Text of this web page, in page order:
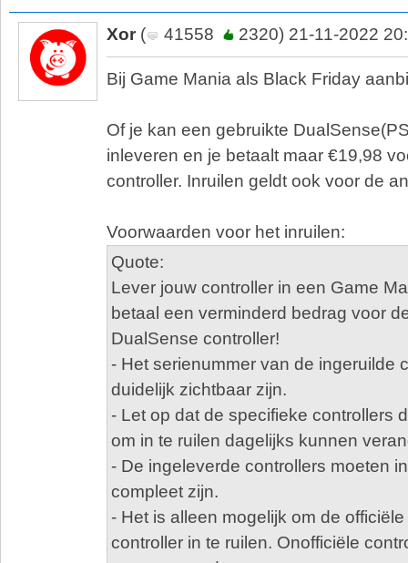
Xor ( 41558 2320) 21-11-2022
Bij Game Mania als Black Friday
Of je kan een gebruikte
inleveren en je betaalt maar €19,98
controller. Inruilen geldt ook voor de
Voorwaarden voor het inruilen:
Quote:
Lever jouw controller in een Game
betaal een verminderd bedrag voor
DualSense controller!
- Het serienummer van de ingeruilde
duidelijk zichtbaar zijn.
- Let op dat de specifieke controllers
om in te ruilen dagelijks kunnen
- De ingeleverde controllers moeten
compleet zijn.
- Het is alleen mogelijk om de
controller in te ruilen. Onofficiële